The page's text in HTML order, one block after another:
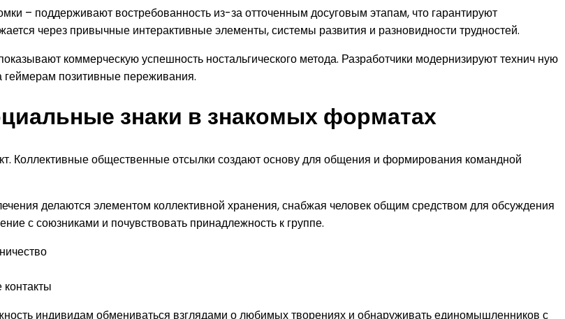
– поддерживают востребованность из-за отточенным досуговым этапам, что гарантируют
через привычные интерактивные элементы, системы развития и разновидности трудностей.
коммерческую успешность ностальгического метода. Разработчики модернизируют технич ную
геймерам позитивные переживания.
знаки в знакомых форматах
Коллективные общественные отсылки создают основу для общения и формирования командной
делаются элементом коллективной хранения, снабжая человек общим средством для обсуждения
с союзниками и почувствовать принадлежность к группе.
индивидам обмениваться взглядами о любимых творениях и обнаруживать единомышленников с